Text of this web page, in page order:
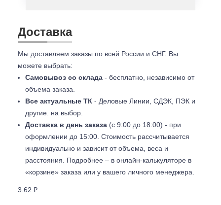
Доставка
Мы доставляем заказы по всей России и СНГ. Вы
можете выбрать:
Самовывоз со склада - бесплатно, независимо от
объема заказа.
Все актуальные ТК - Деловые Линии, СДЭК, ПЭК и
другие. на выбор.
Доставка в день заказа (с 9:00 до 18:00) - при
оформлении до 15:00. Стоимость рассчитывается
индивидуально и зависит от объема, веса и
расстояния. Подробнее – в онлайн-калькуляторе в
«корзине» заказа или у вашего личного менеджера.
3.62 ₽